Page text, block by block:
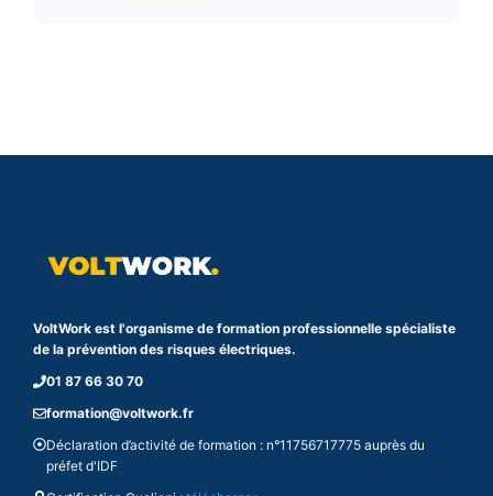
VoltWork est l'organisme de formation professionnelle spécialiste
de la prévention des risques électriques.
01 87 66 30 70
formation@voltwork.fr
Déclaration d’activité de formation : n°11756717775 auprès du
préfet d'IDF